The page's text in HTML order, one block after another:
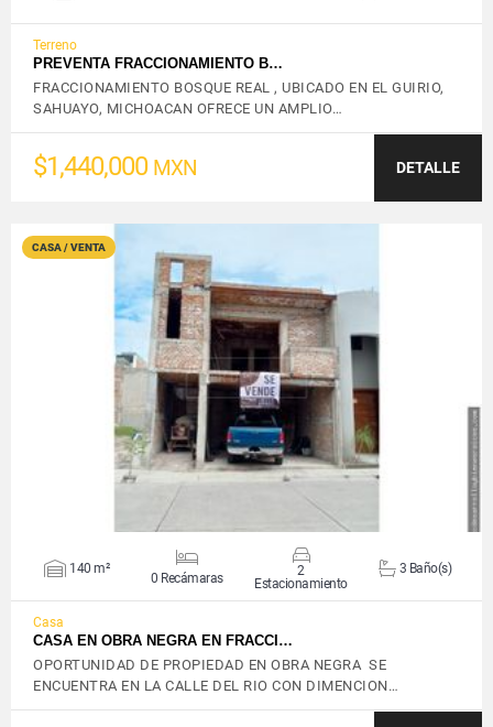
Terreno
PREVENTA FRACCIONAMIENTO B…
FRACCIONAMIENTO BOSQUE REAL , UBICADO EN EL GUIRIO,
SAHUAYO, MICHOACAN OFRECE UN AMPLIO…
$1,440,000 MXN DETALLE
CASA / VENTA
VER DETALLES
140 m²
0 Recámaras
2
Estacionamiento
3 Baño(s)
Casa
CASA EN OBRA NEGRA EN FRACCI…
OPORTUNIDAD DE PROPIEDAD EN OBRA NEGRA SE
ENCUENTRA EN LA CALLE DEL RIO CON DIMENCION…